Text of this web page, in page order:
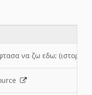
να ζω εδω; (ιστορια)